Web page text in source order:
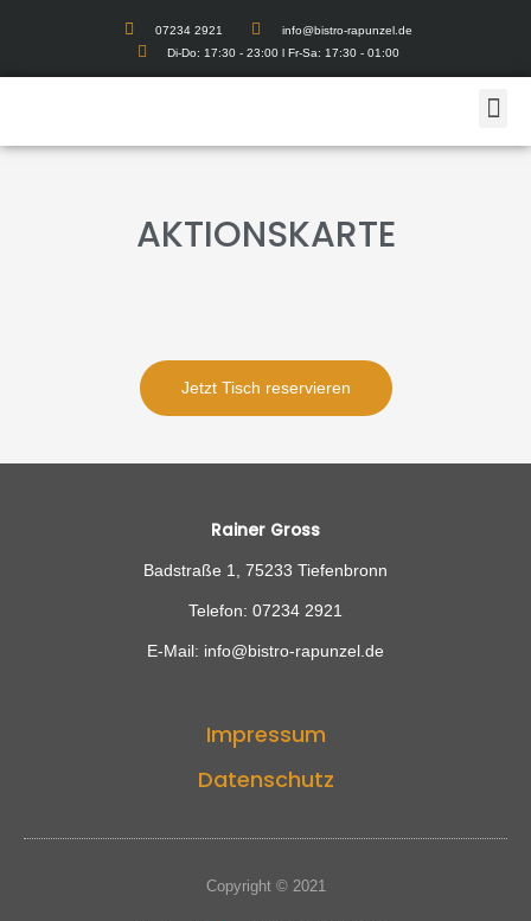
07234 2921
info@bistro-rapunzel.de
Di-Do: 17:30 - 23:00 l Fr-Sa: 17:30 - 01:00
AKTIONSKARTE
Jetzt Tisch reservieren
Rainer Gross
Badstraße 1, 75233 Tiefenbronn
Telefon: 07234 2921
E-Mail: info@bistro-rapunzel.de
Impressum
Datenschutz
Copyright © 2021